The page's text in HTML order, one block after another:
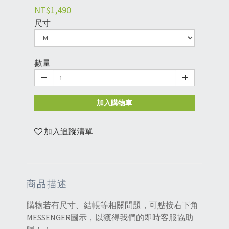
NT$1,490
尺寸
數量
加入購物車
加入追蹤清單
商品描述
購物若有尺寸、結帳等相關問題，可點按右下角
MESSENGER圖示，以獲得我們的即時客服協助